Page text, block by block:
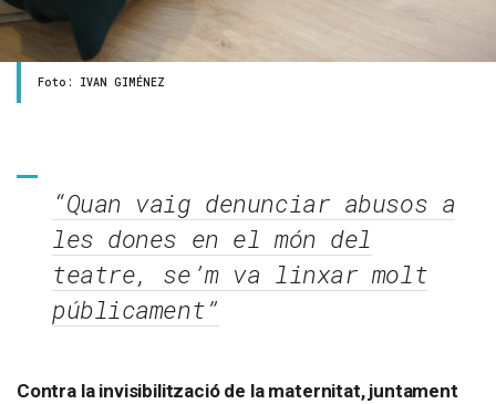
Foto: IVAN GIMÉNEZ
“Quan vaig denunciar abusos a
les dones en el món del
teatre, se’m va linxar molt
públicament”
Contra la invisibilització de la maternitat, juntament